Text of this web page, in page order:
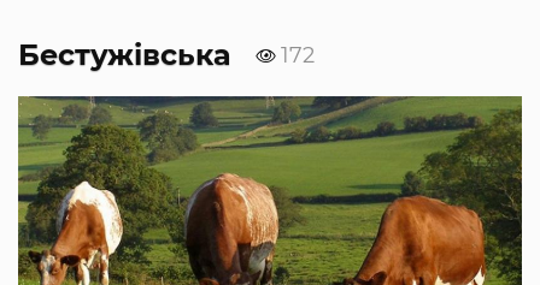
Бестужівська 172